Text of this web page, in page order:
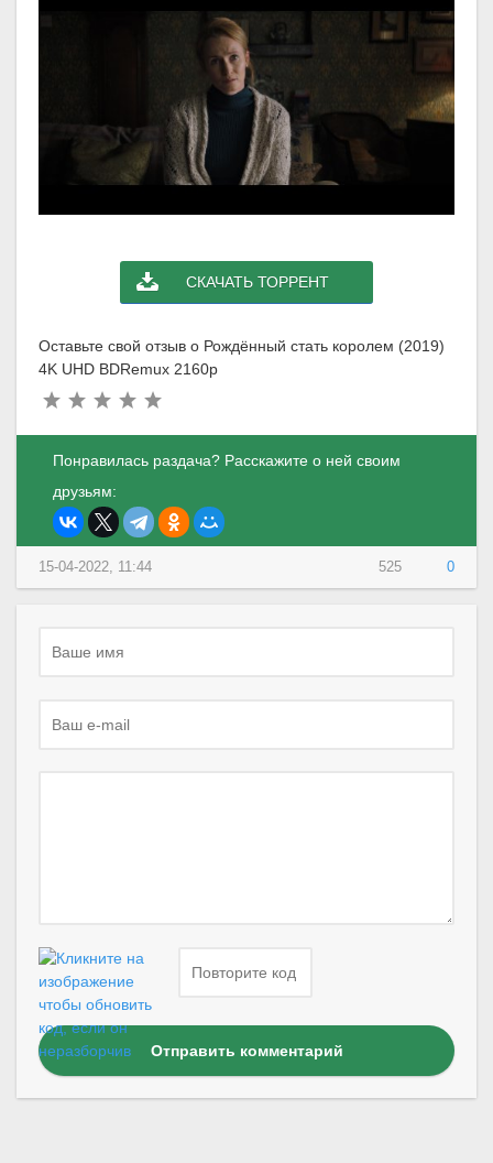
СКАЧАТЬ ТОРРЕНТ
Оставьте свой отзыв о Рождённый стать королем (2019)
4K UHD BDRemux 2160p
Понравилась раздача? Расскажите о ней своим
друзьям:
525 0
15-04-2022, 11:44
Отправить комментарий